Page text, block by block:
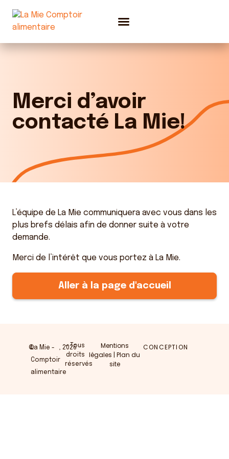
Merci d’avoir
contacté La Mie!
L’équipe de La Mie communiquera avec vous dans les
plus brefs délais afin de donner suite à votre
demande.
Merci de l’intérêt que vous portez à La Mie.
Aller à la page d'accueil
©
La Mie -
Comptoir
alimentaire
, 2026
– Tous
droits
réservés
Mentions
légales | Plan du
site
CONCEPTION